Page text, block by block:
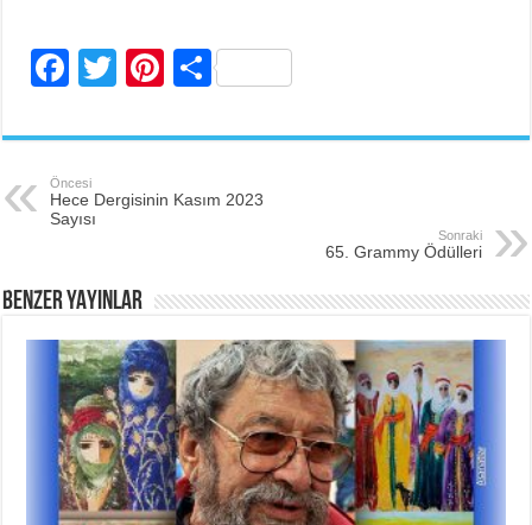
F
c
e
b
o
k
T
tt
Pi
er
st
S
ar
Öncesi
Hece Dergisinin Kasım 2023
Sayısı
Sonraki
65. Grammy Ödülleri
BENZER YAYINLAR